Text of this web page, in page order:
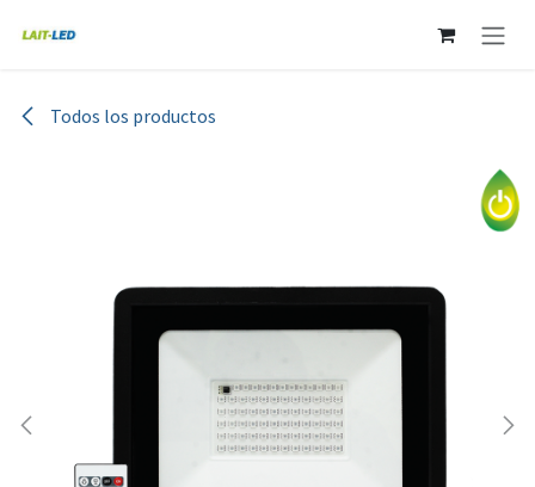
Todos los productos